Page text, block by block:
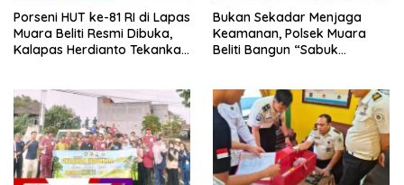
Porseni HUT ke-81 RI di Lapas
Muara Beliti Resmi Dibuka,
Kalapas Herdianto Tekankan
Bukan Sekadar Menjaga
Keamanan, Polsek Muara
Beliti Bangun “Sabuk